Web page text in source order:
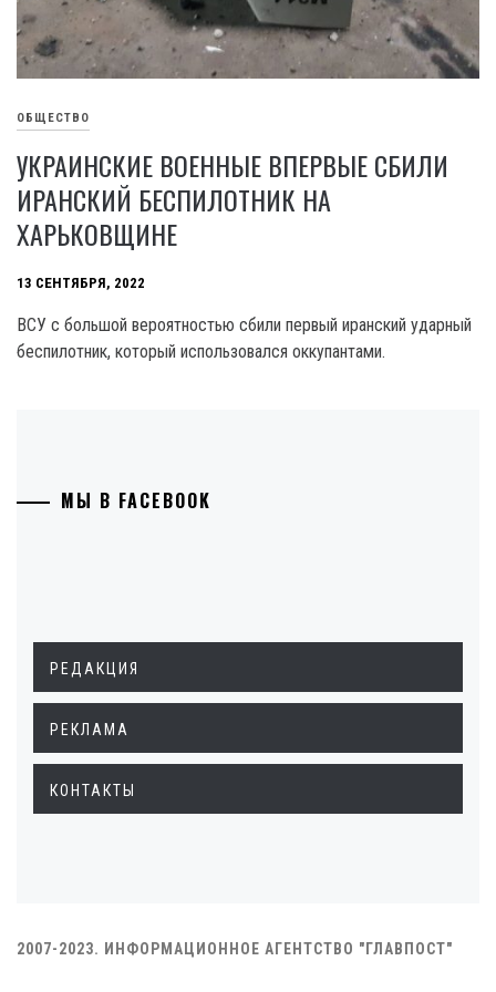
ОБЩЕСТВО
УКРАИНСКИЕ ВОЕННЫЕ ВПЕРВЫЕ СБИЛИ
ИРАНСКИЙ БЕСПИЛОТНИК НА
ХАРЬКОВЩИНЕ
13 СЕНТЯБРЯ, 2022
ВСУ с большой вероятностью сбили первый иранский ударный
беспилотник, который использовался оккупантами.
МЫ В FACEBOOK
РЕДАКЦИЯ
РЕКЛАМА
КОНТАКТЫ
2007-2023. ИНФОРМАЦИОННОЕ АГЕНТСТВО "ГЛАВПОСТ"